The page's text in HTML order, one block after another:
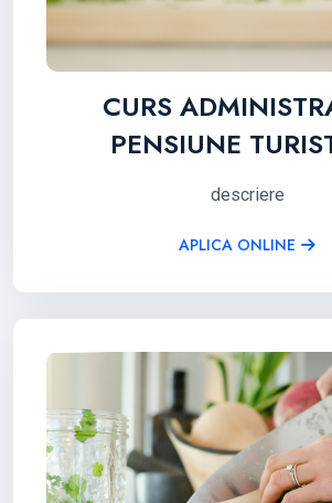
CURS
PENSIUNE
descriere
APLICA ONLINE